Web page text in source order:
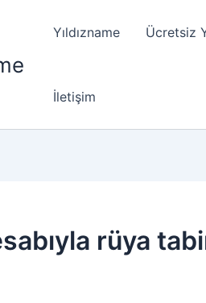
Yıldızname Ücretsiz
İletişim
rüya